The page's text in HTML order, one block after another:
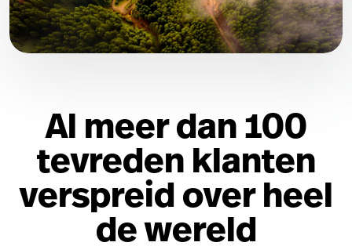
Al meer dan 100
tevreden klanten
verspreid over heel
de wereld